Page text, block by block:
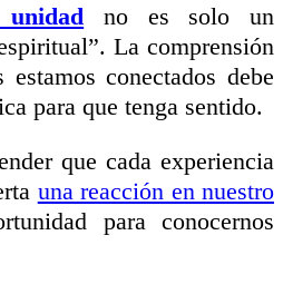
no es solo un
La comprensión
conectados debe
para que tenga sentido.
que cada experiencia
una reacción en nuestro
para conocernos